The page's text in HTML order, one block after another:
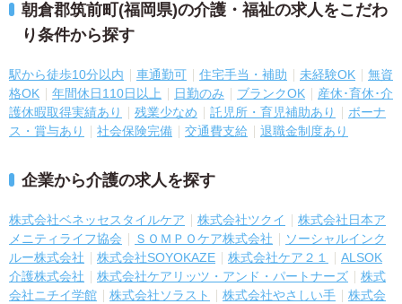
朝倉郡筑前町(福岡県)の介護・福祉の求人をこだわ
り条件から探す
駅から徒歩10分以内 車通勤可 住宅手当・補助 未経験OK
無資
格OK
年間休日110日以上 日勤のみ ブランクOK
産休･育休･介
護休暇取得実績あり
残業少なめ 託児所・育児補助あり
ボーナ
ス・賞与あり
社会保険完備 交通費支給 退職金制度あり
企業から介護の求人を探す
株式会社ベネッセスタイルケア 株式会社ツクイ
株式会社日本ア
メニティライフ協会
ＳＯＭＰＯケア株式会社
ソーシャルインク
ルー株式会社
株式会社SOYOKAZE 株式会社ケア２１
ALSOK
介護株式会社
株式会社ケアリッツ・アンド・パートナーズ
株式
会社ニチイ学館
株式会社ソラスト 株式会社やさしい手
株式会